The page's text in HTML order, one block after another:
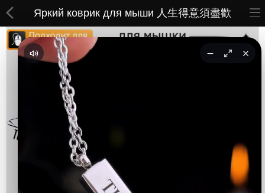
ВСЕ ТОВАРЫ
Принты
Кастомные коврики
Яркий коврик для мыши 人生得意須盡歡